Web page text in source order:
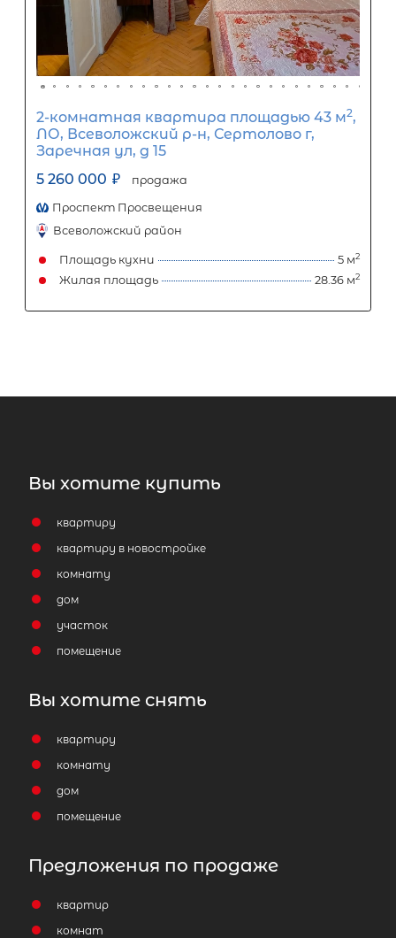
2-комнатная квартира площадью
ЛО, Всеволожский р-н, Сертолово г,
Молодцова ул, д 15 корп 2
6 200 000 ₽ продажа
Площадь кухни
Жилая площадь
Мы поможем подобрать
Отправить заявку
Вы хотите купить
квартиру
квартиру в новостройке
комнату
дом
участок
помещение
Вы хотите снять
квартиру
комнату
дом
помещение
Предложения по продаже
квартир
комнат